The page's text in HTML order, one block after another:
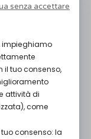
le
supporto
produttore:
»
senza accettare
impieghiamo
il tuo consenso,
attività di
come
consenso: la